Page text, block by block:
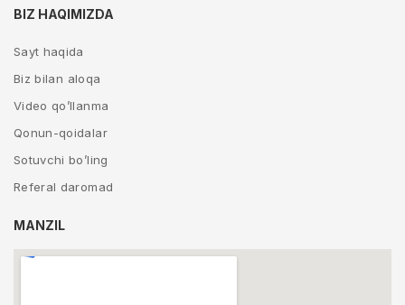
BIZ HAQIMIZDA
Sayt haqida
Biz bilan aloqa
Video qo’llanma
Qonun-qoidalar
Sotuvchi bo’ling
Referal daromad
MANZIL